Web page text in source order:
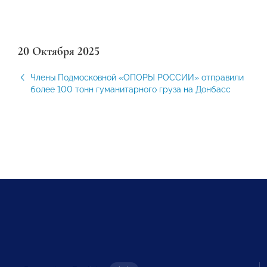
20 Октября 2025
Члены Подмосковной «ОПОРЫ РОССИИ» отправили
более 100 тонн гуманитарного груза на Донбасс